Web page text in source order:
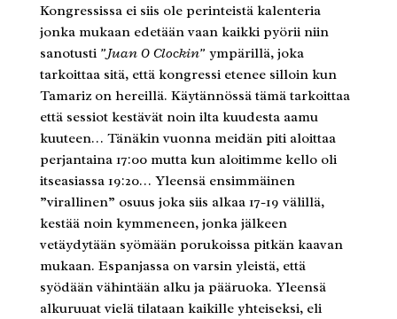
Kongressissa ei siis ole perinteistä kalenteria
jonka mukaan edetään vaan kaikki pyörii niin
sanotusti ”Juan O Clockin” ympärillä, joka
tarkoittaa sitä, että kongressi etenee silloin kun
Tamariz on hereillä. Käytännössä tämä tarkoittaa
että sessiot kestävät noin ilta kuudesta aamu
kuuteen… Tänäkin vuonna meidän piti aloittaa
perjantaina 17:00 mutta kun aloitimme kello oli
itseasiassa 19:20… Yleensä ensimmäinen
”virallinen” osuus joka siis alkaa 17-19 välillä,
kestää noin kymmeneen, jonka jälkeen
vetäydytään syömään porukoissa pitkän kaavan
mukaan. Espanjassa on varsin yleistä, että
syödään vähintään alku ja pääruoka. Yleensä
alkuruuat vielä tilataan kaikille yhteiseksi, eli